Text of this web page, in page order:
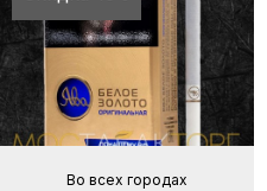
Во всех городах